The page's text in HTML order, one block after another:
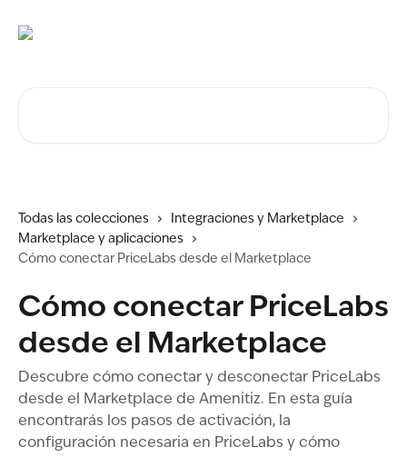
Todas las colecciones
Integraciones y Marketplace
Marketplace y aplicaciones
Cómo conectar PriceLabs desde el Marketplace
Cómo conectar PriceLabs
desde el Marketplace
Descubre cómo conectar y desconectar PriceLabs
desde el Marketplace de Amenitiz. En esta guía
encontrarás los pasos de activación, la
configuración necesaria en PriceLabs y cómo